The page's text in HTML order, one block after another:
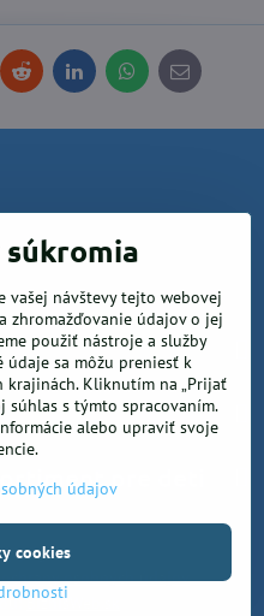
Reddit LinkedInWhatsApp
E-
mail
pre deti
osobných údajov
BiznisWeb.sk
vašej návštevy tejto webovej
zhromažďovanie údajov o jej
použiť nástroje a služby
údaje sa môžu preniesť k
krajinách. Kliknutím na „Prijať
súhlas s týmto spracovaním.
alebo upraviť svoje
údajov
cookies